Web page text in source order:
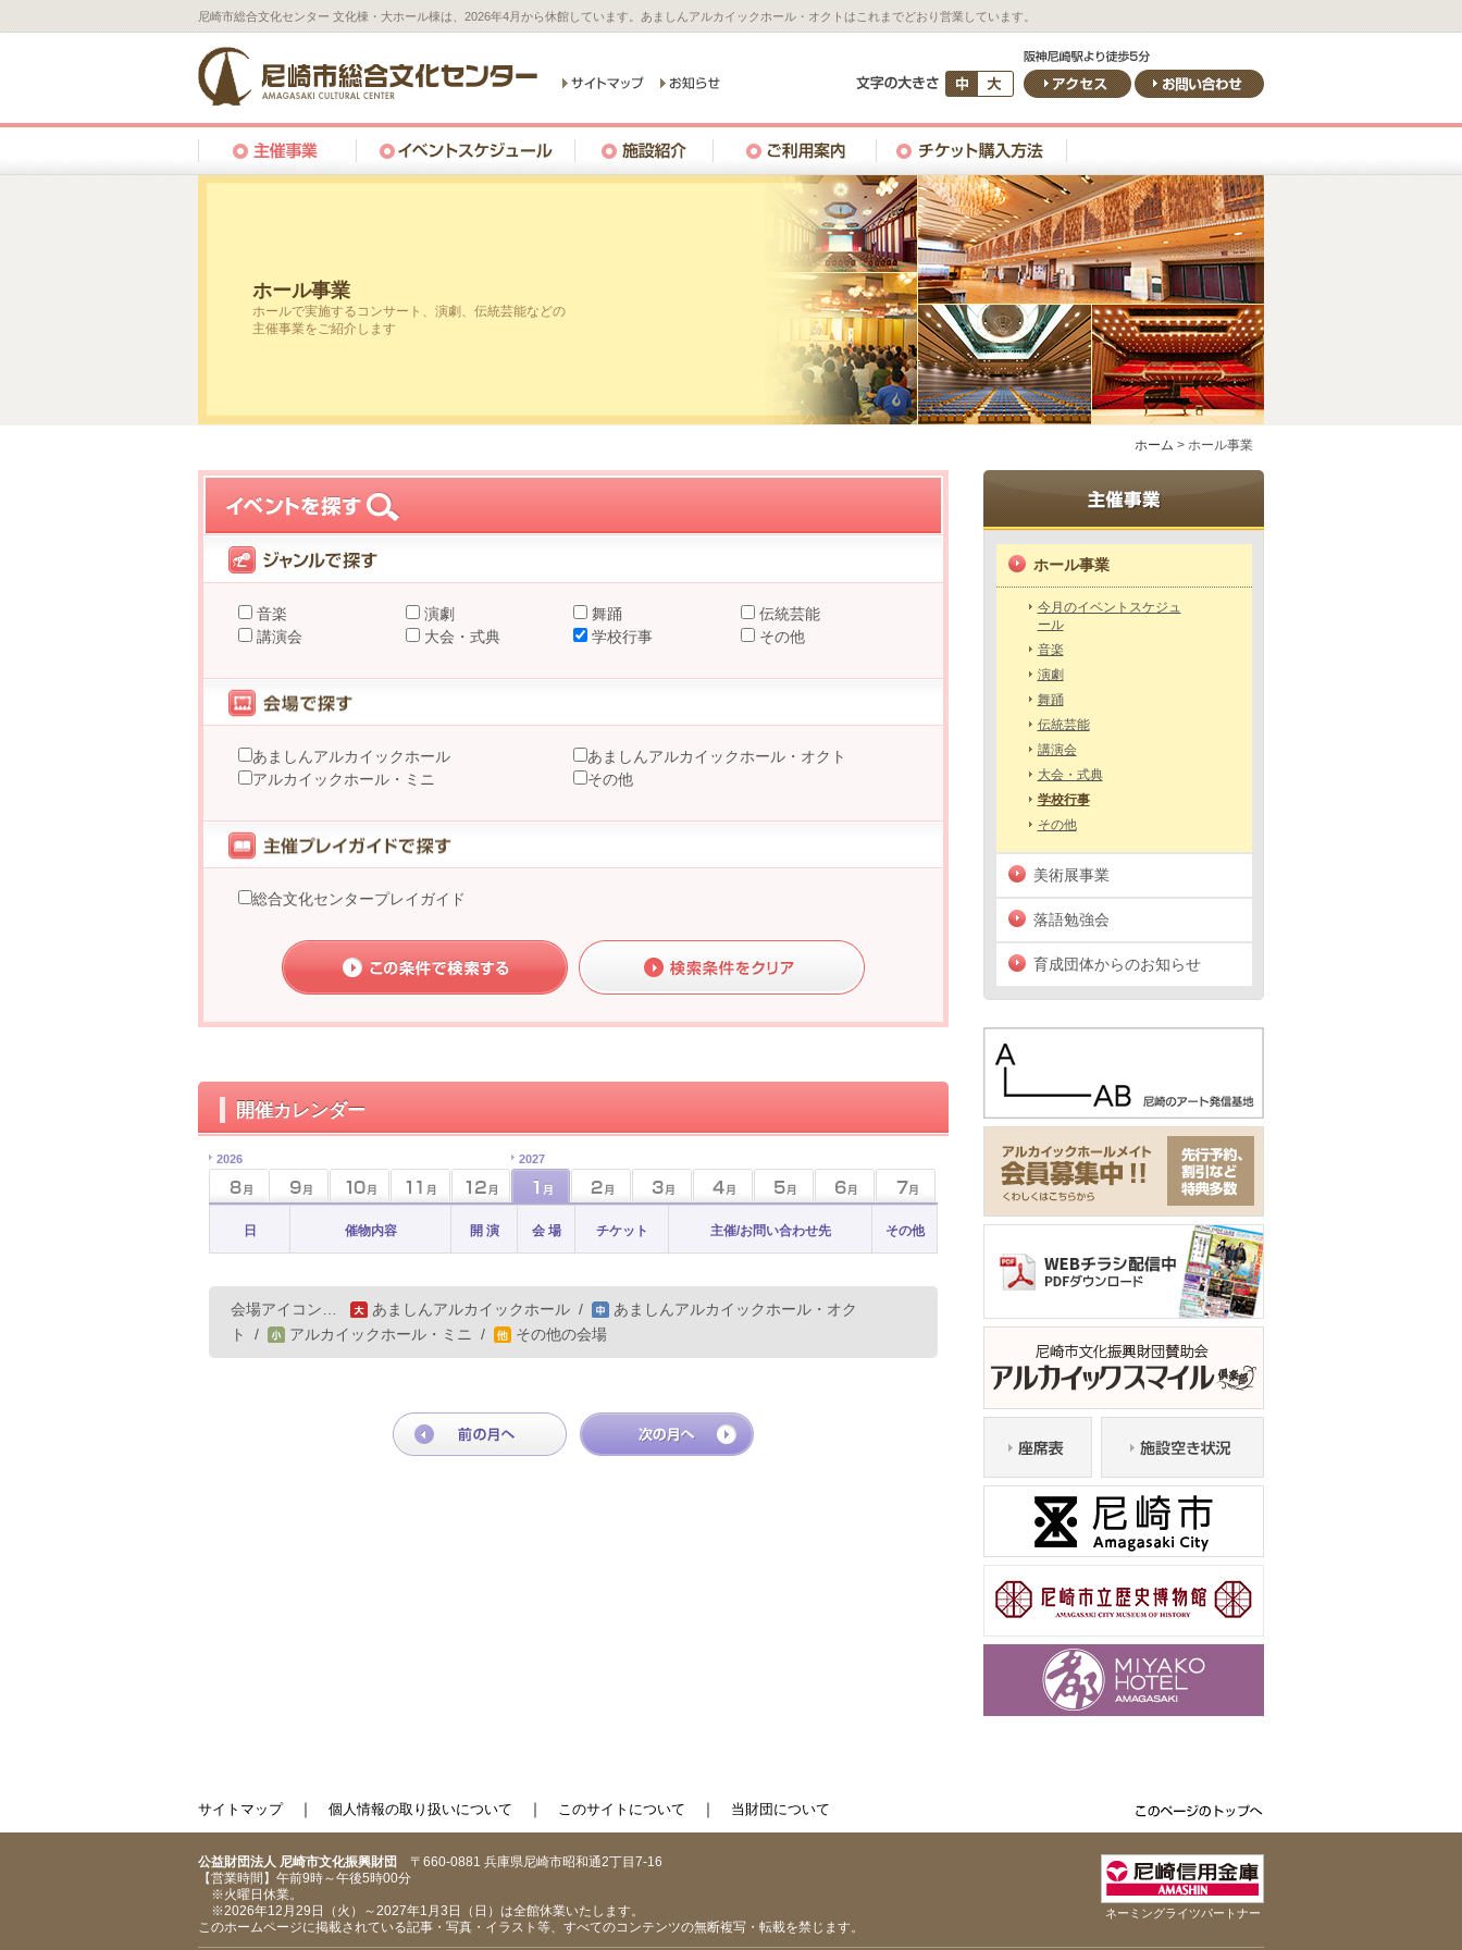
尼崎市総合文化センター 文化棟・大ホール棟は、2026年4月から休館しています。あましんアルカイックホール・オクトはこれまでどおり営業しています。
ホール事業
ホールで実施するコンサート、演劇、伝統芸能などの
主催事業をご紹介します
ホーム > ホール事業
音楽 演劇 舞踊
伝統芸能
講演会
大会・式典 学校行事 その他
あましんアルカイックホール
あましんアルカイックホール・オクト
アルカイックホール・ミニ
その他
総合文化センタープレイガイド
開催カレンダー
2026 2027
日 催物内容 開 演 会 場 チケット 主催/お問い合わせ先 その他
会場アイコン… あましんアルカイックホール /
あましんアルカイックホール・オク
ト
/ アルカイックホール・ミニ / その他の会場
ホール事業
今月のイベントスケジュ
ール
音楽
演劇
舞踊
伝統芸能
講演会
大会・式典
学校行事
その他
美術展事業
落語勉強会
育成団体からのお知らせ
サイトマップ｜ 個人情報の取り扱いについて ｜ このサイトについて ｜ 当財団について
公益財団法人 尼崎市文化振興財団 〒660-0881 兵庫県尼崎市昭和通2丁目7-16
【営業時間】午前9時～午後5時00分
※火曜日休業。
※2026年12月29日（火）～2027年1月3日（日）は全館休業いたします。
このホームページに掲載されている記事・写真・イラスト等、すべてのコンテンツの無断複写・転載を禁じます。
ネーミングライツパートナー